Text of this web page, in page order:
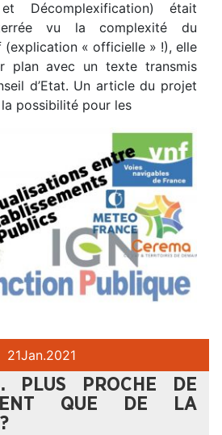
et Décomplexification) était
vu la complexité du
(explication « officielle » !), elle
plan avec un texte transmis
d’Etat. Un article du projet
possibilité pour les
21Jan.2021
PROCHE DE
QUE DE LA